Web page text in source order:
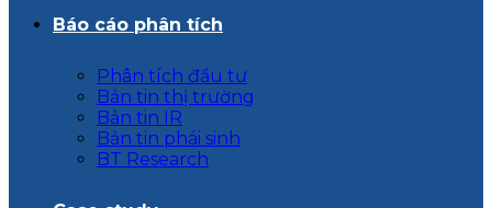
Báo cáo phân tích
Phân tích đầu tư
Bản tin thị trường
Bản tin IR
Bản tin phái sinh
BT Research